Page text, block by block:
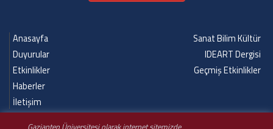
Anasayfa
Duyurular
Etkinlikler
Haberler
İletişim
Sanat Bilim Kültür
IDEART Dergisi
Geçmiş Etkinlikler